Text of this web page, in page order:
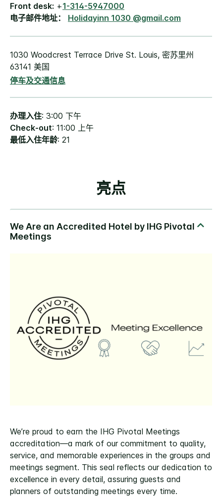
Front desk: +1-314-5947000
电子邮件地址：
Holidayinn 1030 @gmail.com
1030 Woodcrest Terrace Drive St. Louis, 密苏里州
63141 美国
停车及交通信息
办理入住: 3:00 下午
Check-out: 11:00 上午
最低入住年龄: 21
亮点
We’re proud to earn the IHG Pivotal Meetings
accreditation—a mark of our commitment to quality,
service, and memorable experiences in the groups and
meetings segment. This seal reflects our dedication to
excellence in every detail, assuring guests and
planners of outstanding meetings every time.